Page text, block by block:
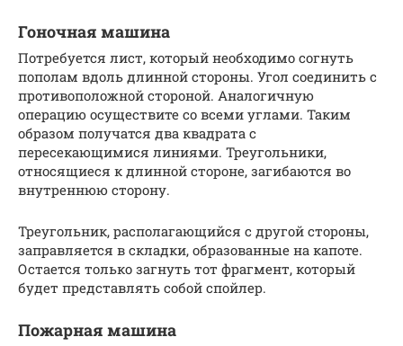
Гоночная машина
Потребуется лист, который необходимо согнуть
пополам вдоль длинной стороны. Угол соединить с
противоположной стороной. Аналогичную
операцию осуществите со всеми углами. Таким
образом получатся два квадрата с
пересекающимися линиями. Треугольники,
относящиеся к длинной стороне, загибаются во
внутреннюю сторону.
Треугольник, располагающийся с другой стороны,
заправляется в складки, образованные на капоте.
Остается только загнуть тот фрагмент, который
будет представлять собой спойлер.
Пожарная машина